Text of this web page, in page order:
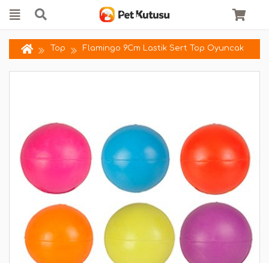
Top Flamingo 9Cm Lastik Sert Top Oyuncak